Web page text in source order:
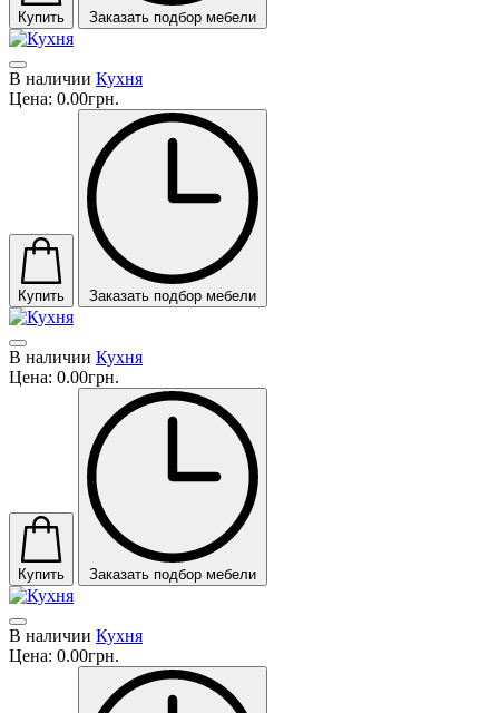
Купить Заказать подбор мебели
В наличии Кухня
Цена: 0.00грн.
Купить Заказать подбор мебели
В наличии Кухня
Цена: 0.00грн.
Купить Заказать подбор мебели
В наличии Кухня
Цена: 0.00грн.